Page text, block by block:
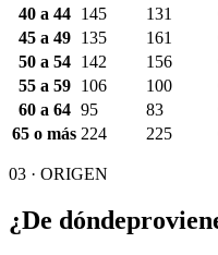
40 a 44
145 131
45 a 49
135 161
50 a 54
142 156
55 a 59
106 100
60 a 64 95 83
65 o más 224 225
03 · ORIGEN
¿De dónde